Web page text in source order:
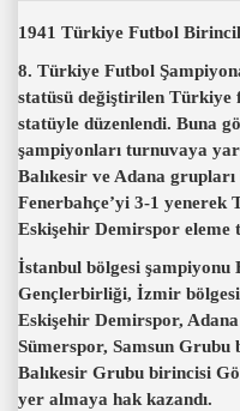
1941 Türkiye Futbol
8. Türkiye Futbol
statüsü değiştirilen Türkiye
statüyle düzenlendi. Buna
şampiyonları turnuvaya
Balıkesir ve Adana
Fenerbahçe’yi 3-1
Eskişehir Demirspor eleme
İstanbul bölgesi şampiyonu
Gençlerbirliği, İzmir
Eskişehir Demirspor,
Sümerspor, Samsun
Balıkesir Grubu birincisi
yer almaya hak kazandı.